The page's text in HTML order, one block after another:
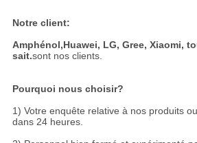
Notre client:
Amphénol,Huawei, LG, Gree, Xiaomi,
sait.sont nos clients.
Pourquoi nous choisir?
1) Votre enquête relative à nos produits
dans 24 heures.